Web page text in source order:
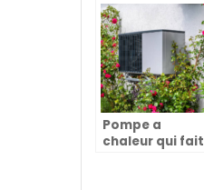
secrets des
maisons
ecologiques
Pompe a
chaleur qui fait